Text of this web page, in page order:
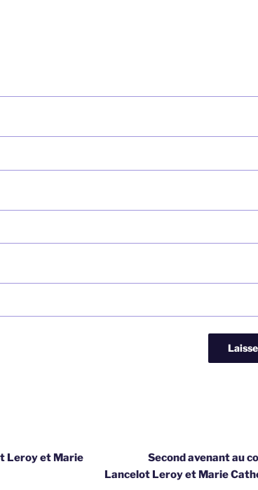
Leroy et Marie
Second avenant au
Lancelot Leroy et Marie